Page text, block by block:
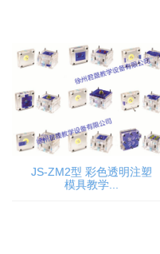
JS-ZM2型 彩色透明注塑
模具教学...